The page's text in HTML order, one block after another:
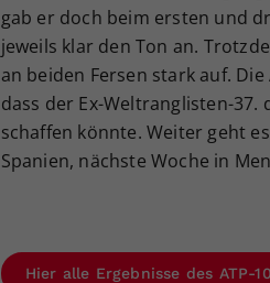
gab er doch beim ersten und
jeweils klar den Ton an.
an beiden Fersen stark auf.
dass der Ex-Weltranglisten-
schaffen könnte. Weiter geht
Spanien, nächste Woche in
Hier alle Ergebnisse des ATP-